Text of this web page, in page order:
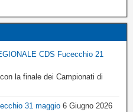
CDS Fucecchio 21
la finale dei Campionati di
31 maggio 6 Giugno 2026